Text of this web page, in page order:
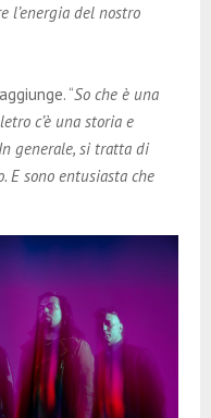
l’energia del nostro
aggiunge. “So che è una
c’è una storia e
generale, si tratta di
E sono entusiasta che